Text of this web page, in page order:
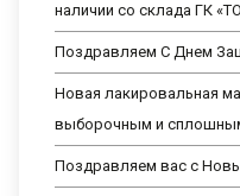
наличии со склада ГК
Поздравляем С Днем
Новая лакировальная
выборочным и
Поздравляем вас с